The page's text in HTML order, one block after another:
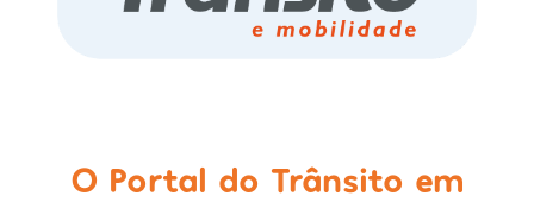
O Portal do Trânsito em